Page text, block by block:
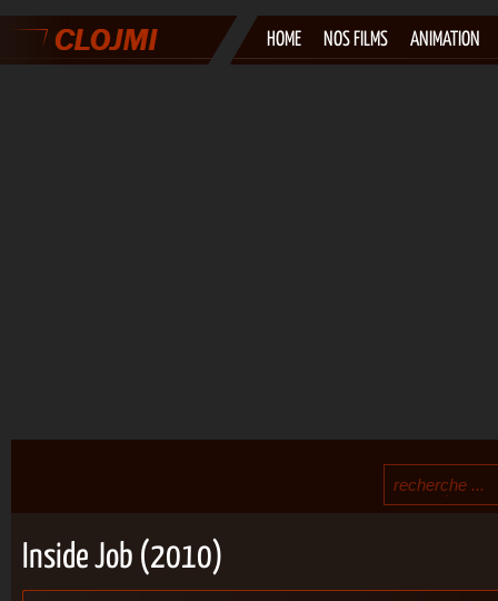
HOME NOS FILMS ANIMATION
Inside Job (2010)